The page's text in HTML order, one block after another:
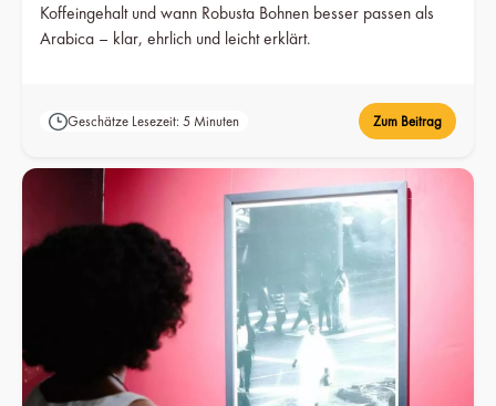
Koffeingehalt und wann Robusta Bohnen besser passen als
Arabica – klar, ehrlich und leicht erklärt.
Geschätze Lesezeit: 5 Minuten Zum Beitrag